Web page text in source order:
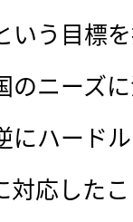
いう目標
のニーズ
にハード
対応した